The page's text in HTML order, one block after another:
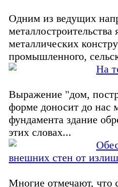
Одним из ведущих
металлических
промышленного,
На
Выражение "дом,
форме доносит до нас
фундамента здание
этих словах...
внешних стен от
Многие отмечают, что